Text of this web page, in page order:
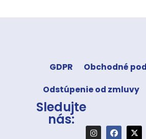
GDPR Obchodné
Odstúpenie od zmluvy
Sledujte
nás: